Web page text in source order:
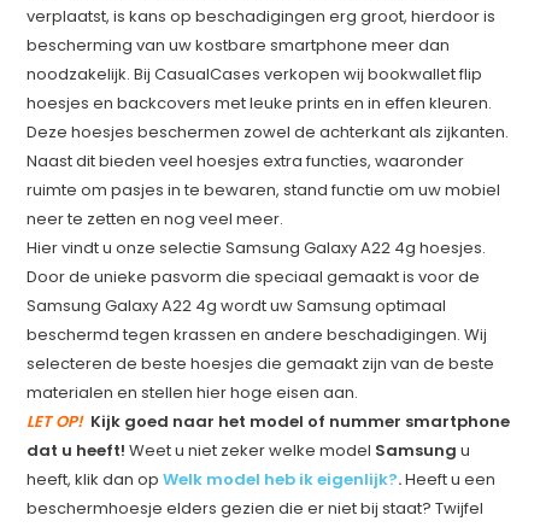
verplaatst, is kans op beschadigingen erg groot, hierdoor is
bescherming van uw kostbare smartphone meer dan
noodzakelijk. Bij CasualCases verkopen wij bookwallet flip
hoesjes en backcovers met leuke prints en in effen kleuren.
Deze hoesjes beschermen zowel de achterkant als zijkanten.
Naast dit bieden veel hoesjes extra functies, waaronder
ruimte om pasjes in te bewaren, stand functie om uw mobiel
neer te zetten en nog veel meer.
Hier vindt u onze selectie Samsung Galaxy A22 4g hoesjes.
Door de unieke pasvorm die speciaal gemaakt is voor de
Samsung Galaxy A22 4g wordt uw Samsung optimaal
beschermd tegen krassen en andere beschadigingen. Wij
selecteren de beste hoesjes die gemaakt zijn van de beste
materialen en stellen hier hoge eisen aan.
LET OP! Kijk goed naar het model of nummer smartphone
dat u heeft! Weet u niet zeker welke model Samsung u
heeft, klik dan opWelk model heb ik eigenlijk?.Heeft u een
beschermhoesje elders gezien die er niet bij staat? Twijfel